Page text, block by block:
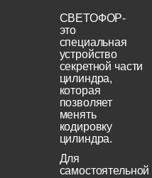
СВЕТОФОР-
это
специальная
устройство
секретной части
цилиндра,
которая
позволяет
менять
кодировку
цилиндра.
Для
самостоятельной